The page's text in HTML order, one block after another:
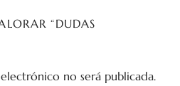
“DUDAS
no será publicada.